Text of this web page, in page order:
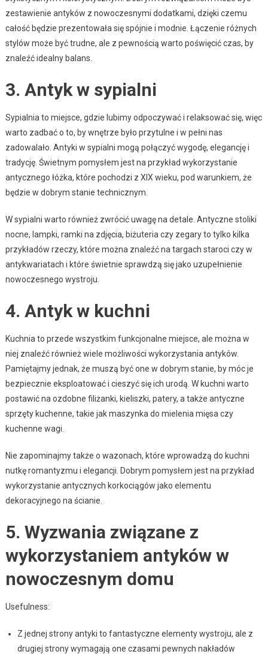
zestawienie antyków z nowoczesnymi dodatkami, dzięki czemu
całość będzie prezentowała się spójnie i modnie. Łączenie różnych
stylów może być trudne, ale z pewnością warto poświęcić czas, by
znaleźć idealny balans.
3. Antyk w sypialni
Sypialnia to miejsce, gdzie lubimy odpoczywać i relaksować się, więc
warto zadbać o to, by wnętrze było przytulne i w pełni nas
zadowalało. Antyki w sypialni mogą połączyć wygodę, elegancję i
tradycję. Świetnym pomysłem jest na przykład wykorzystanie
antycznego łóżka, które pochodzi z XIX wieku, pod warunkiem, że
będzie w dobrym stanie technicznym.
W sypialni warto również zwrócić uwagę na detale. Antyczne stoliki
nocne, lampki, ramki na zdjęcia, biżuteria czy zegary to tylko kilka
przykładów rzeczy, które można znaleźć na targach staroci czy w
antykwariatach i które świetnie sprawdzą się jako uzupełnienie
nowoczesnego wystroju.
4. Antyk w kuchni
Kuchnia to przede wszystkim funkcjonalne miejsce, ale można w
niej znaleźć również wiele możliwości wykorzystania antyków.
Pamiętajmy jednak, że muszą być one w dobrym stanie, by móc je
bezpiecznie eksploatować i cieszyć się ich urodą. W kuchni warto
postawić na ozdobne filiżanki, kieliszki, patery, a także antyczne
sprzęty kuchenne, takie jak maszynka do mielenia mięsa czy
kuchenne wagi.
Nie zapominajmy także o wazonach, które wprowadzą do kuchni
nutkę romantyzmu i elegancji. Dobrym pomysłem jest na przykład
wykorzystanie antycznych korkociągów jako elementu
dekoracyjnego na ścianie.
5. Wyzwania związane z
wykorzystaniem antyków w
nowoczesnym domu
Usefulness:
Z jednej strony antyki to fantastyczne elementy wystroju, ale z
drugiej strony wymagają one czasami pewnych nakładów